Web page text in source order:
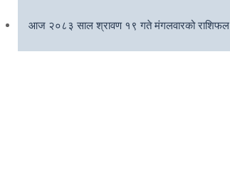
आज २०८३ साल श्रावण १९ गते मंगलवारको राशिफल